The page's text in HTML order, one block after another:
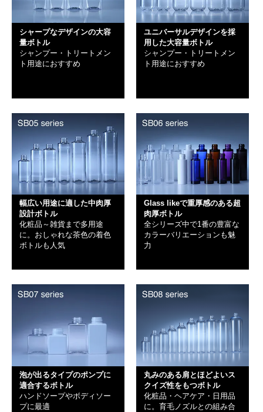
シャープなデザインの大容
量ボトル
シャンプー・トリートメン
ト用途におすすめ
ユニバーサルデザインを採
用した大容量ボトル
シャンプー・トリートメン
ト用途におすすめ
幅広い用途に適した中肉厚
設計ボトル
化粧品～雑貨まで多用途
に。おしゃれな茶色の着色
ボトルも人気
Glass likeで重厚感のある超
肉厚ボトル
全シリーズ中で1番の豊富な
カラーバリエーションも魅
力
泡が出るタイプのポンプに
適合するボトル
ハンドソープやボディソー
プに最適
丸みのある肩とほどよいス
クイズ性をもつボトル
化粧品・ヘアケア・日用品
に。育毛ノズルとの組み合